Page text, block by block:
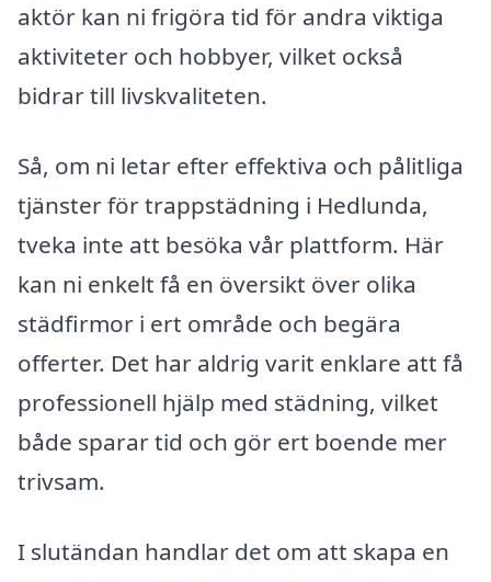
aktör kan ni frigöra tid för andra viktiga
aktiviteter och hobbyer, vilket också
bidrar till livskvaliteten.
Så, om ni letar efter effektiva och pålitliga
tjänster för trappstädning i Hedlunda,
tveka inte att besöka vår plattform. Här
kan ni enkelt få en översikt över olika
städfirmor i ert område och begära
offerter. Det har aldrig varit enklare att få
professionell hjälp med städning, vilket
både sparar tid och gör ert boende mer
trivsam.
I slutändan handlar det om att skapa en